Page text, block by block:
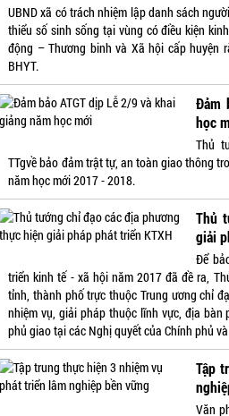
UBND xã có trách nhiệm lập danh sách
thiểu số sinh sống tại vùng có điều kiện
động – Thương binh và Xã hội cấp huyện
BHYT.
Đảm
học
Thủ
TTgvề bảo đảm trật tự, an toàn giao thông
năm học mới 2017 - 2018.
Thủ
giải
Để
triển kinh tế - xã hội năm 2017 đã đề ra,
tỉnh, thành phố trực thuộc Trung ương chỉ
nhiệm vụ, giải pháp thuộc lĩnh vực, địa bàn
phủ giao tại các Nghị quyết của Chính phủ
Tập
Văn